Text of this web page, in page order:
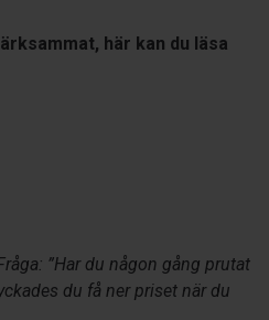
här kan du läsa
”Har du någon gång prutat
du få ner priset när du